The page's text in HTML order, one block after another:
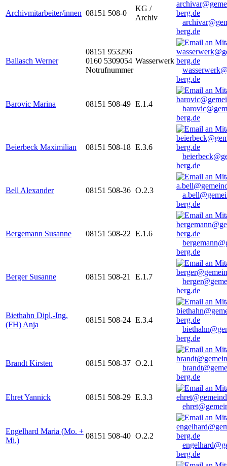
Archivmitarbeiter/innen 08151 508-0
KG /
Archiv
berg.de
Ballasch Werner
08151 953296
0160 5309054
Notrufnummer
Wasserwerk
berg.de
Barovic Marina 08151 508-49 E.1.4
berg.de
Beierbeck Maximilian 08151 508-18 E.3.6
berg.de
Bell Alexander 08151 508-36 O.2.3
berg.de
Bergemann Susanne 08151 508-22 E.1.6
berg.de
Berger Susanne 08151 508-21 E.1.7
berg.de
Biethahn Dipl.-Ing.
(FH) Anja
08151 508-24 E.3.4
berg.de
Brandt Kirsten 08151 508-37 O.2.1
berg.de
Ehret Yannick 08151 508-29 E.3.3
Engelhard Maria (Mo. +
Mi.)
08151 508-40 O.2.2
berg.de